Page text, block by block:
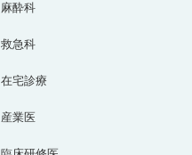
麻酔科
救急科
在宅診療
産業医